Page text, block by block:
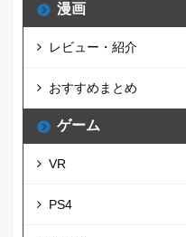
漫画
レビュー・紹介
おすすめまとめ
ゲーム
VR
PS4